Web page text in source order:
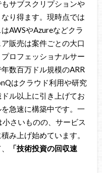
サブスクリプションや
り得ます。現時点では
AWSやAzureなどクラ
販売は案件ごとの大口
ロフェッショナルサー
数百万ドル規模のARR
はクラウド利用や研究
ル以上に引き上げてお
急速に構築中です。一
さいものの、サービス
み上げ始めています。
「技術投資の回収速